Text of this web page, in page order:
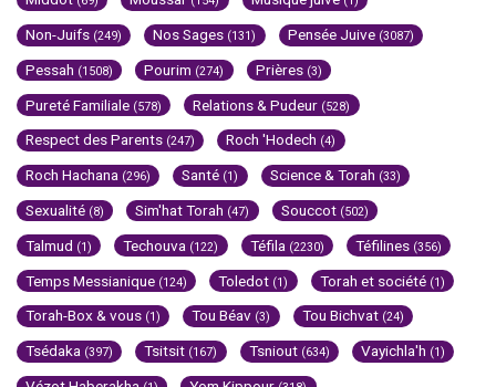
Non-Juifs (249) Nos Sages (131) Pensée Juive (3087)
Pessah (1508) Pourim (274) Prières (3)
Pureté Familiale (578) Relations & Pudeur (528)
Respect des Parents (247) Roch 'Hodech (4)
Roch Hachana (296) Santé (1) Science & Torah (33)
Sexualité (8) Sim'hat Torah (47) Souccot (502)
Talmud (1) Techouva (122) Téfila (2230) Téfilines (356)
Temps Messianique (124) Toledot (1) Torah et société (1)
Torah-Box & vous (1) Tou Béav (3) Tou Bichvat (24)
Tsédaka (397) Tsitsit (167) Tsniout (634) Vayichla'h (1)